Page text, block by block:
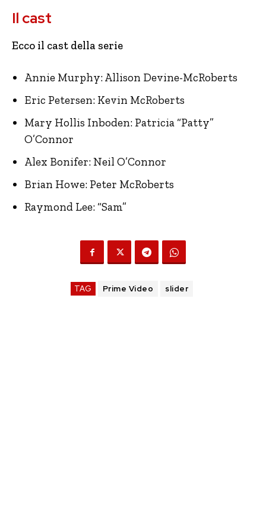
Il cast
Ecco il cast della serie
Annie Murphy: Allison Devine-McRoberts
Eric Petersen: Kevin McRoberts
Mary Hollis Inboden: Patricia “Patty”
O’Connor
Alex Bonifer: Neil O’Connor
Brian Howe: Peter McRoberts
Raymond Lee: “Sam”
TAG Prime Video slider